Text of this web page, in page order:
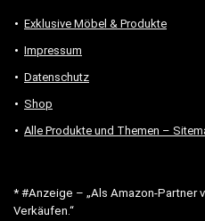
Exklusive Möbel & Produkte
Impressum
Datenschutz
Shop
Alle Produkte und Themen –
* #Anzeige – „Als Amazon-Partner
Verkäufen.“